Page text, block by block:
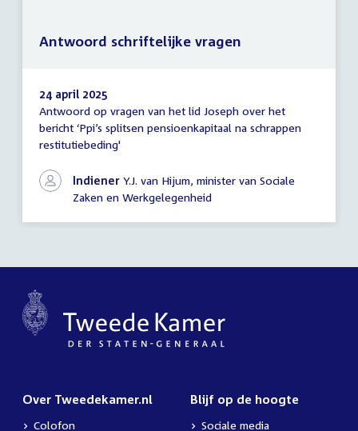
Antwoord
schriftelijke
vragen
24 april 2025
Antwoord op vragen van het lid Joseph over het
bericht ‘Ppi’s splitsen pensioenkapitaal na schrappen
restitutiebeding'
Indiener Y.J. van Hijum, minister van Sociale
Zaken en Werkgelegenheid
Antwoord schriftelijke vragen
Over Tweedekamer.nl
Colofon
Blijf op de hoogte
Sociale media